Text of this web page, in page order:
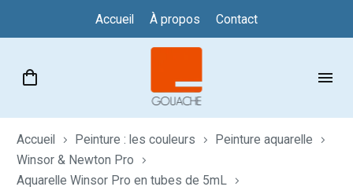
Accueil À propos Contact
Accueil Peinture : les couleurs
Peinture aquarelle
Winsor & Newton Pro
Aquarelle Winsor Pro en tubes de 5mL